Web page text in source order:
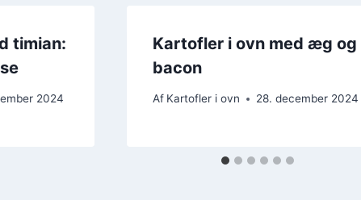
timian:
2024
Kartofler i ovn med æg og
bacon
Af Kartofler i ovn 28. december 2024